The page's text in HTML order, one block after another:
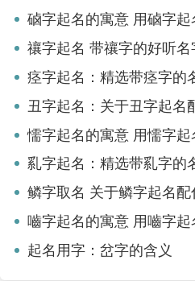
硵字起名的寓意 用硵字起
禳字起名 带禳字的好听名
痉字起名：精选带痉字的
丑字起名：关于丑字起名
懦字起名的寓意 用懦字起
乿字起名：精选带乿字的
鳞字取名 关于鳞字起名
嚙字起名的寓意 用嚙字起
起名用字：岔字的含义